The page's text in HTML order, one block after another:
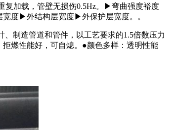
复加载，管壁无损伤0.5Hz。▶弯曲强度裕度
度▶外结构层宽度▶外保护层宽度。。
制造管道和管件，以工艺要求的1.5倍数压力
燃性能好，可自熄。●颜色多样：透明性能